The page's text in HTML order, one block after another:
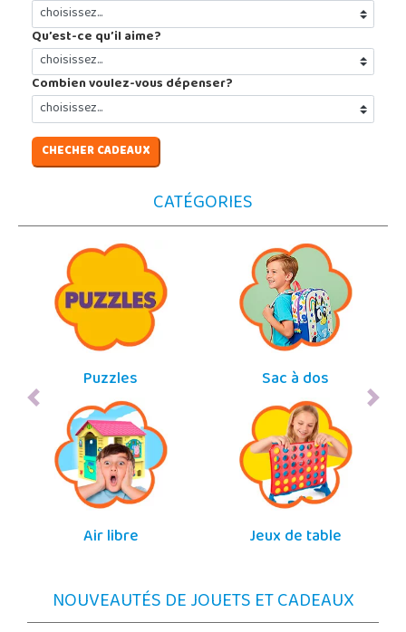
Qu’est-ce qu’il aime?
Combien voulez-vous dépenser?
CHECHER CADEAUX
CATÉGORIES
Puzzles Sac à dos
Air libre Jeux de table
NOUVEAUTÉS DE JOUETS ET CADEAUX